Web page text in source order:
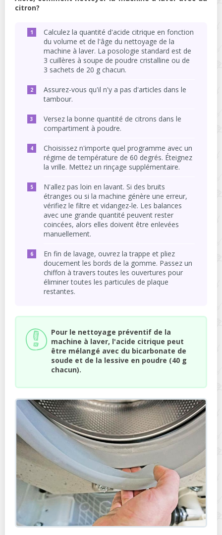
citron?
Calculez la quantité d'acide citrique en fonction
du volume et de l'âge du nettoyage de la
machine à laver. La posologie standard est de
3 cuillères à soupe de poudre cristalline ou de
3 sachets de 20 g chacun.
Assurez-vous qu'il n'y a pas d'articles dans le
tambour.
Versez la bonne quantité de citrons dans le
compartiment à poudre.
Choisissez n'importe quel programme avec un
régime de température de 60 degrés. Éteignez
la vrille. Mettez un rinçage supplémentaire.
N'allez pas loin en lavant. Si des bruits
étranges ou si la machine génère une erreur,
vérifiez le filtre et vidangez-le. Les balances
avec une grande quantité peuvent rester
coincées, alors elles doivent être enlevées
manuellement.
En fin de lavage, ouvrez la trappe et pliez
doucement les bords de la gomme. Passez un
chiffon à travers toutes les ouvertures pour
éliminer toutes les particules de plaque
restantes.
Pour le nettoyage préventif de la
machine à laver, l'acide citrique peut
être mélangé avec du bicarbonate de
soude et de la lessive en poudre (40 g
chacun).